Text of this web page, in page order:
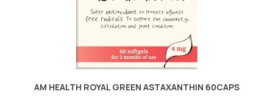
AM HEALTH ROYAL GREEN ASTAXANTHIN 60CAPS